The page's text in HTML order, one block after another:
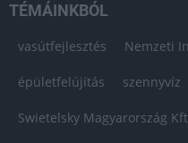
TÉMÁINKBÓL
vasútfejlesztés Nemzeti
épületfelújítás szennyvíz
Swietelsky Magyarország